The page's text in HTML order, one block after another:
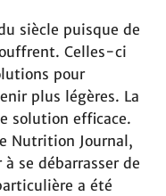
siècle puisque de
Celles-ci
pour
plus légères. La
solution efficace.
Nutrition Journal,
se débarrasser de
a été